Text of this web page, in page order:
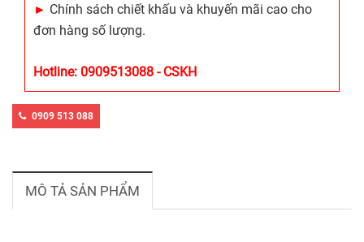
► Chính sách chiết khấu và khuyến mãi cao cho
đơn hàng số lượng.
Hotline: 0909513088 - CSKH
0909 513 088
MÔ TẢ SẢN PHẨM